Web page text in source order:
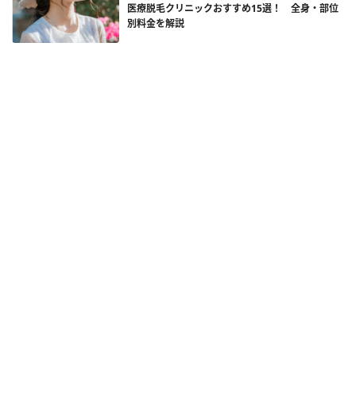
医療脱毛クリニックおすすめ15選！ 全身・部位
別料金を解説